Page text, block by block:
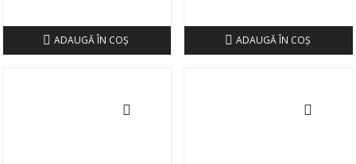
ADAUGĂ ÎN COŞ ADAUGĂ ÎN COŞ